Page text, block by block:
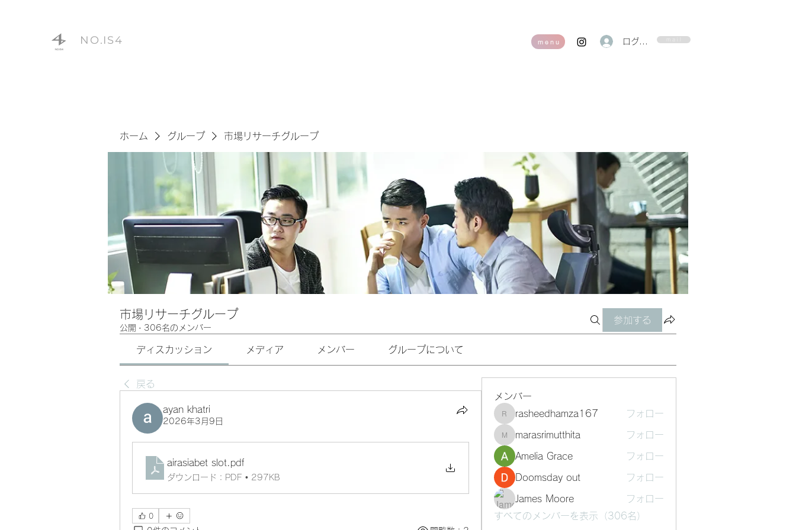
NO.IS4 m e n u ログイン
ホーム グループ 市場リサーチグループ
市場リサーチグループ
公開 · 306名のメンバー
参加する
ディスカッション メディア メンバー グループについて
戻る
ayan khatri
2026年3月9日
airasiabet slot .pdf
ダウンロード：PDF • 297KB
0
メンバー
rasheedhamza167
rasheedhamza167 フォロー
marasrimutthita
marasrimutthita フォロー
Amelia Grace フォロー
Doomsday out フォロー
James Moore
フォロー
すべてのメンバーを表示（306名）